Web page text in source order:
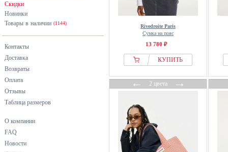
Скидки
Новинки
Товары в наличии (1144)
Контакты
Доставка
Возвраты
Оплата
Отзывы
Таблица размеров
О компании
FAQ
Новости
Rivedroite Paris
Сумка на пояс
13 780 ₽
КУПИТЬ
←2 цвета→